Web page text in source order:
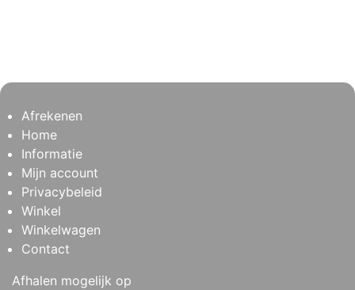
Afrekenen
Home
Informatie
Mijn account
Privacybeleid
Winkel
Winkelwagen
Contact
Afhalen mogelijk op